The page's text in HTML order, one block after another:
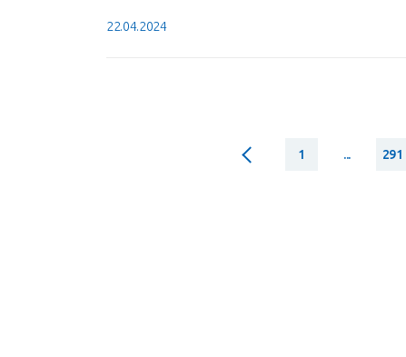
22.04.2024
1 ... 291